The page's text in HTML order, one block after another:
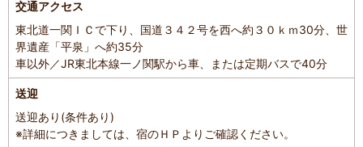
交通アクセス
東北道一関ＩＣで下り、国道３４２号を西へ約３０ｋｍ30分、世
界遺産「平泉」へ約35分
車以外／JR東北本線一ノ関駅から車、または定期バスで40分
送迎
送迎あり(条件あり)
※詳細につきましては、宿のＨＰよりご確認ください。